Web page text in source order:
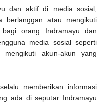
dan aktif di media sosial,
berlanggan atau mengikuti
orang Indramayu dan
media sosial seperti
akun-akun yang
memberikan informasi
ada di seputar Indramayu